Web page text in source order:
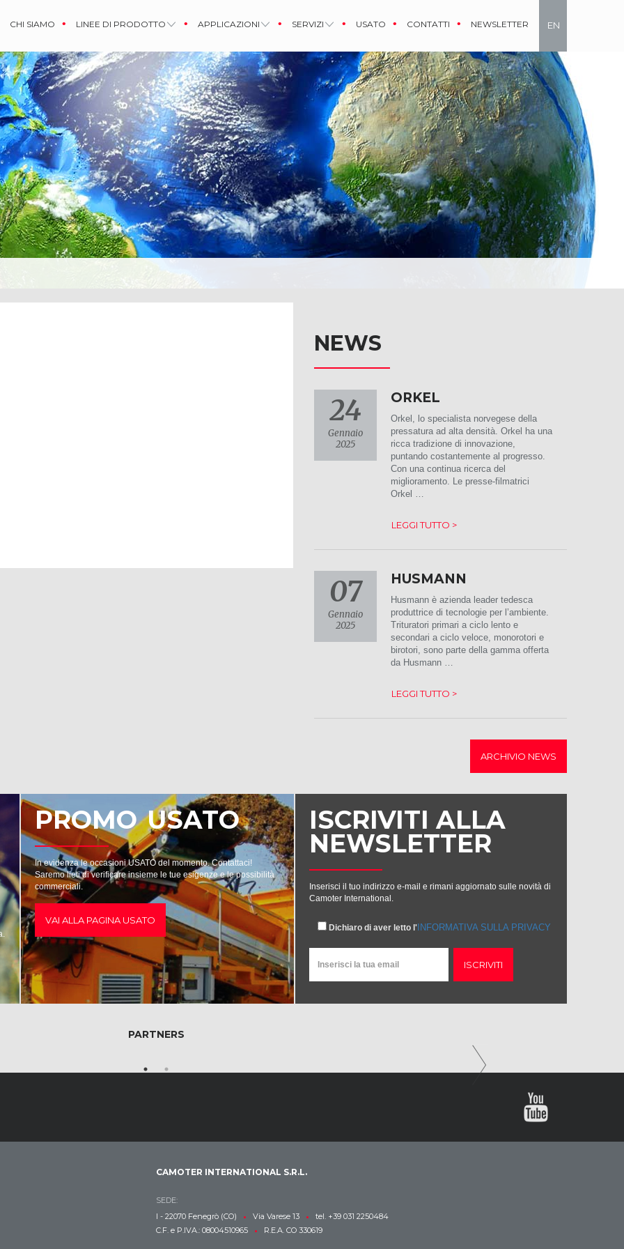
EN
IT
CHI SIAMO LINEE DI PRODOTTO APPLICAZIONI SERVIZI USATO CONTATTI NEWSLETTER
NEWS
24
Gennaio
2025
ORKEL
Orkel, lo specialista norvegese della
pressatura ad alta densità. Orkel ha una
ricca tradizione di innovazione,
puntando costantemente al progresso.
Con una continua ricerca del
miglioramento. Le presse-filmatrici
Orkel …
LEGGI TUTTO >
07
Gennaio
2025
HUSMANN
Husmann è azienda leader tedesca
produttrice di tecnologie per l’ambiente.
Trituratori primari a ciclo lento e
secondari a ciclo veloce, monorotori e
birotori, sono parte della gamma offerta
da Husmann …
LEGGI TUTTO >
ARCHIVIO NEWS
PROMO USATO
In evidenza le occasioni USATO del momento. Contattaci!
Saremo lieti di verificare insieme le tue esigenze e le possibilità
commerciali.
VAI ALLA PAGINA USATO
ISCRIVITI ALLA
NEWSLETTER
Inserisci il tuo indirizzo e-mail e rimani aggiornato sulle novità di
Camoter International.
Dichiaro di aver letto l'INFORMATIVA SULLA PRIVACY
ISCRIVITI
PARTNERS
CAMOTER INTERNATIONAL S.R.L.
SEDE:
I - 22070 Fenegrò (CO)
• Via Varese 13 •
tel. +39 031 2250484
C.F. e P.IVA.: 08004510965
• R.E.A. CO 330619